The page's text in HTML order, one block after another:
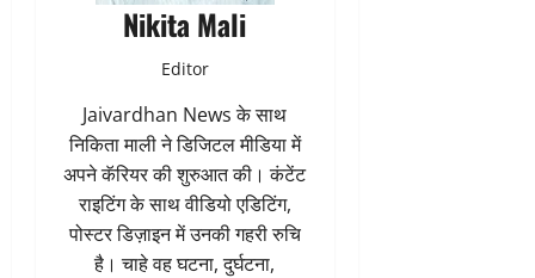
Nikita Mali
Editor
Jaivardhan News के साथ
निकिता माली ने डिजिटल मीडिया में
अपने कॅरियर की शुरुआत की। कंटेंट
राइटिंग के साथ वीडियो एडिटिंग,
पोस्टर डिज़ाइन में उनकी गहरी रुचि
है। चाहे वह घटना, दुर्घटना,